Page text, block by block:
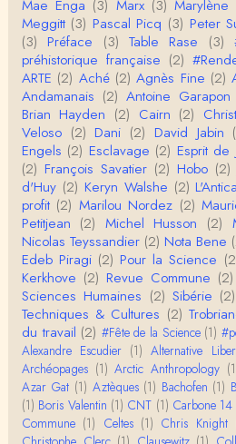
Christophe Darmangeat
Cet article apporte de
dire) en appuyant la
roland chaudat
IROQUOIS
mas S. AblerUniversity of
e ne comp…
roland chaudat
Merci de relever ma
i concerne une
n…
Christophe Darmangeat
Pour ce qui est des
effet été catastrophiques
Roland Chaudat
L'histoire des
nement de ces
Anonymous
Je viens de regarder une
"le blob" à l'instant. Mon
Mae Enga (3) Marx (3) Marylène
Meggitt (3) Pascal Picq (3) Peter
(3) Préface (3) Table Rase (3)
préhistorique française (2)
ARTE (2) Aché (2) Agnès Fine (2)
Andamanais (2) Antoine Garapon
Brian Hayden (2) Cairn (2)
Veloso (2) Dani (2) David Jabin
Engels (2) Esclavage (2) Esprit de
(2) François Savatier (2) Hobo (2)
d'Huy (2) Keryn Walshe (2)
profit (2) Marilou Nordez (2)
Petitjean (2) Michel Husson (2)
Nicolas Teyssandier (2) Nota Bene
Edeb Piragi (2) Pour la Science
Kerkhove (2) Revue Commune (2)
Sciences Humaines (2) Sibérie (2)
Techniques & Cultures (2)
du travail (2) #Fête de la Science (1)
Alexandre Escudier (1) Alternative
Archéopages (1) Arctic Anthropology
Azar Gat (1) Aztèques (1) Bachofen (1)
(1) Boris Valentin (1) CNT (1) Carbone 14
Commune (1) Celtes (1) Chris Knight